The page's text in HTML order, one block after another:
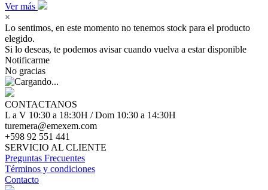
Ver más
×
Lo sentimos, en este momento no tenemos stock para el producto
elegido.
Si lo deseas, te podemos avisar cuando vuelva a estar disponible
Notificarme
No gracias
CONTACTANOS
L a V 10:30 a 18:30H / Dom 10:30 a 14:30H
turemera@emexem.com
+598 92 551 441
SERVICIO AL CLIENTE
Preguntas Frecuentes
Términos y condiciones
Contacto